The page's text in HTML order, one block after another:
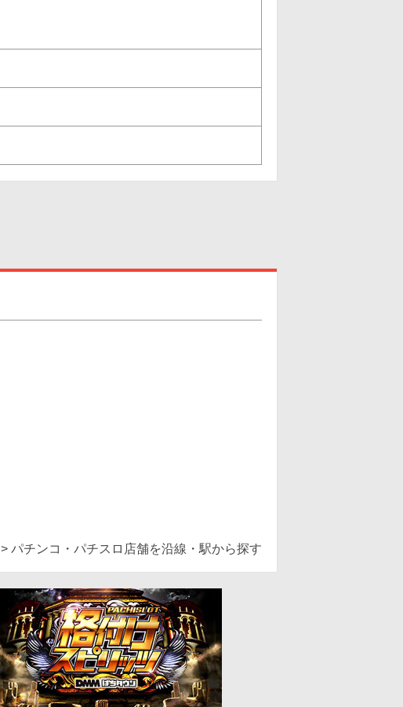
> パチンコ・パチスロ店舗を沿線・駅から探す